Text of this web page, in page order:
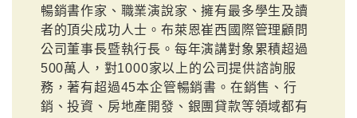
暢銷書作家、職業演說家、擁有最多學生及讀
者的頂尖成功人士。布萊恩崔西國際管理顧問
公司董事長暨執行長。每年演講對象累積超過
500萬人，對1000家以上的公司提供諮詢服
務，著有超過45本企管暢銷書。在銷售、行
銷、投資、房地產開發、銀團貸款等領域都有